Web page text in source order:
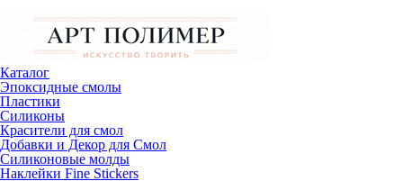
Каталог
Эпоксидные смолы
Пластики
Силиконы
Красители для смол
Добавки и Декор для Смол
Силиконовые молды
Наклейки Fine Stickers